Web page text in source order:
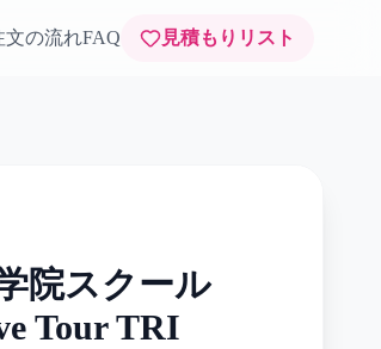
文の流れFAQ 見積もりリスト
院スクール
Tour TRI